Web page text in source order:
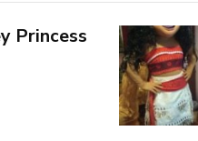
Princess